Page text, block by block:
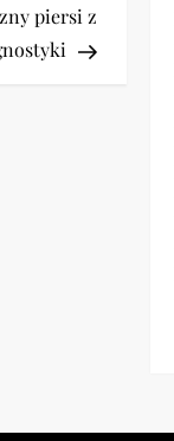
Post
piersi z